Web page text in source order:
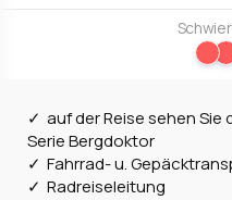
auf der Reise sehen
Serie Bergdoktor
Fahrrad- u.
Radreiseleitung